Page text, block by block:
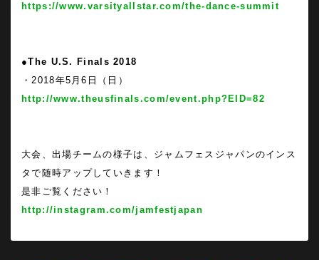
https://www.varsityallstar.com/the-dance-summit
●The U.S. Finals 2018
・2018年5月6日（日）
http://www.theusfinals.com/event.php?EID=82
大会、出場チームの様子は、ジャムフェスジャパンのインス
タで随時アップしていきます！
是非ご覧ください！
http://instagram.com/jamfestjapan